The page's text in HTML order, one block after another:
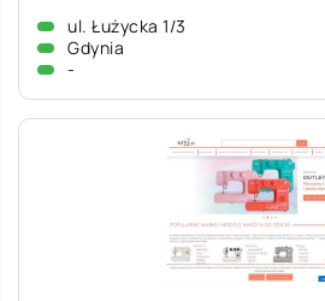
ul. Łużycka 1/3
Gdynia
-